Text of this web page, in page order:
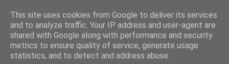
This site uses cookies from Google to deliver its services
and to analyze traffic. Your IP address and user-agent are
shared with Google along with performance and security
metrics to ensure quality of service, generate usage
statistics, and to detect and address abuse.